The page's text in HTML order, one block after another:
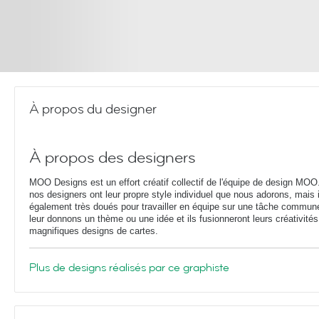
À propos du designer
À propos des designers
MOO Designs est un effort créatif collectif de l'équipe de design
nos designers ont leur propre style individuel que nous adorons, mais
également très doués pour travailler en équipe sur une tâche
leur donnons un thème ou une idée et ils fusionneront leurs
magnifiques designs de cartes.
Plus de designs réalisés par ce graphiste